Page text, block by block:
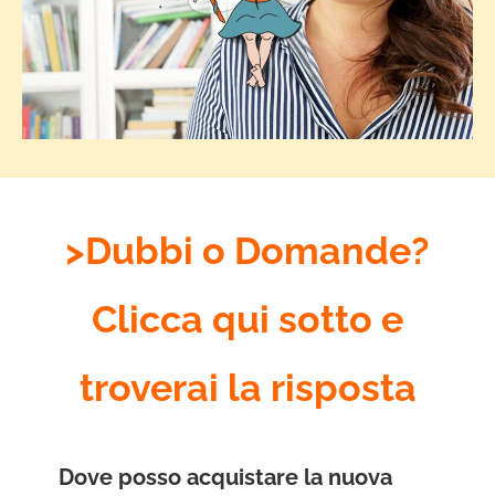
>Dubbi o Domande?
Clicca qui sotto e
troverai la risposta
Dove posso acquistare la nuova